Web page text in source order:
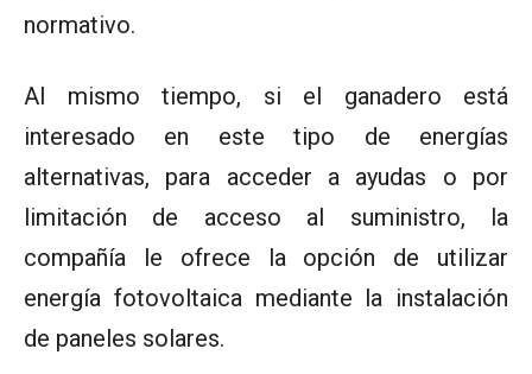
normativo.
Al mismo tiempo, si el ganadero está
interesado en este tipo de energías
alternativas, para acceder a ayudas o por
limitación de acceso al suministro, la
compañía le ofrece la opción de utilizar
energía fotovoltaica mediante la instalación
de paneles solares.